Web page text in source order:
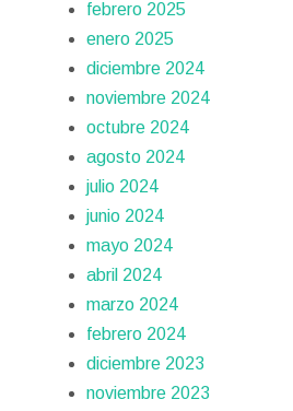
febrero 2025
enero 2025
diciembre 2024
noviembre 2024
octubre 2024
agosto 2024
julio 2024
junio 2024
mayo 2024
abril 2024
marzo 2024
febrero 2024
diciembre 2023
noviembre 2023